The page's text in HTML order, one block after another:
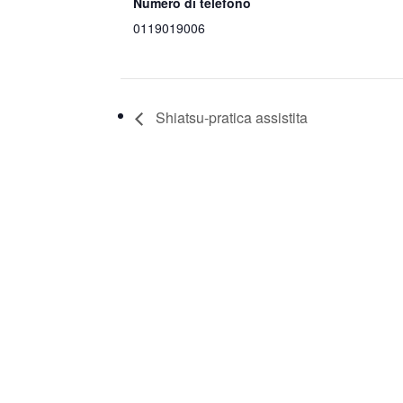
0119019006
Shiatsu-pratica assistita